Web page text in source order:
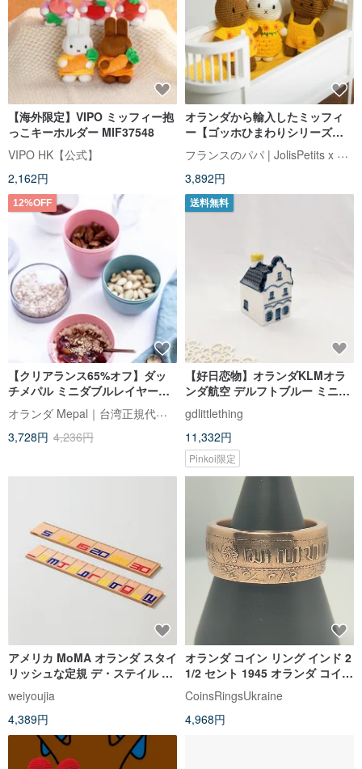
【海外限定】VIPO ミッフィー抱
っこキーホルダー MIF37548
VIPO HK【公式】
2,162円
オランダから輸入したミッフィ
ー【ゴッホひまわりシリーズ】
ジャストダッチ公認の本物かぎ
針ミッフィーうさぎ
フランスのパパ | JolisPetits x Miffy
3,892円
12%OFF
【クリアランス65%オフ】ダッ
チメパル ミニダブルレイヤーカ
ップ 300ml / 計5個
オランダ Mepal｜台湾正規代理店
3,728円 4,236円
送料無料
【好日恋物】オランダKLMオラ
ンダ航空 デルフトブルー ミニチ
ュアハウス #1
gdlittlething
11,332円
Pinkoi限定
アメリカ MoMA オランダ スタイ
リッシュな定規 デ・ステイル ル
ーラー 木製定規 子供用定規
weiyoujia
4,389円
オランダ コイン リング インド 2
1/2 セント 1945 オランダ コイン
リング オランダ コイン
CoinsRingsUkraine
4,968円